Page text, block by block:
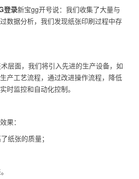
登录新宝gg开号说：我们收集了大量与
数据分析，我们发现纸张印刷过程中存
层面，我们将引入先进的生产设备，如
产工艺流程，通过改进操作流程，降低
时监控和自动化控制。
果：
纸张的质量；